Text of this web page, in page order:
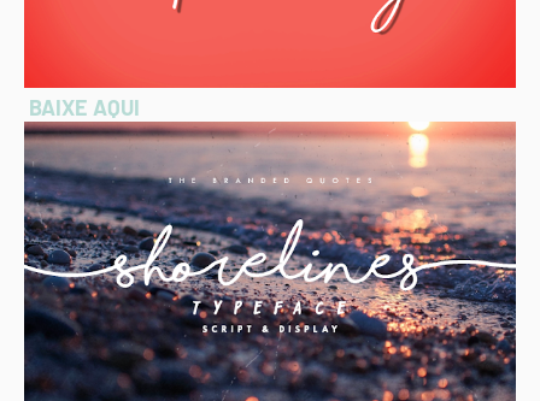
BAIXE AQUI